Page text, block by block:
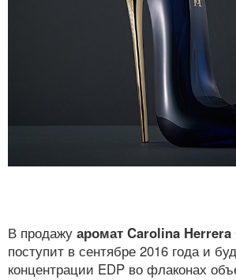
В продажу аромат Carolina
поступит в сентябре 2016 года и
концентрации EDP во флаконах